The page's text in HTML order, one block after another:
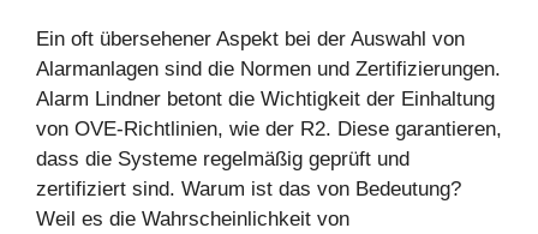
Ein oft übersehener Aspekt bei der Auswahl von
Alarmanlagen sind die Normen und Zertifizierungen.
Alarm Lindner betont die Wichtigkeit der Einhaltung
von OVE-Richtlinien, wie der R2. Diese garantieren,
dass die Systeme regelmäßig geprüft und
zertifiziert sind. Warum ist das von Bedeutung?
Weil es die Wahrscheinlichkeit von